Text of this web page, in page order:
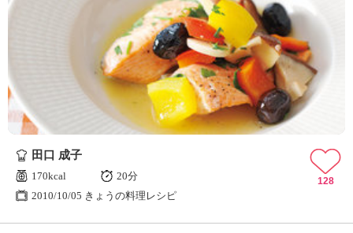
田口 成子
170kcal
20分
2010/10/05 きょうの料理レシピ
128